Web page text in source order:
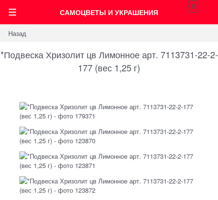
САМОЦВЕТЫ И УКРАШЕНИЯ
0
Назад
*Подвеска Хризолит цв Лимонное арт. 7113731-22-2-
177 (вес 1,25 г)